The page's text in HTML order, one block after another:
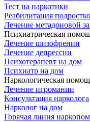
Тест на наркотики
Реабилитация
Лечение метадоновой
Психиатрическая
Лечение шизофрении
Лечение депрессии
Психотерапевт на дом
Психиатр на дом
Наркологическая
Лечение игромании
Консультация нарколога
Нарколог на дом
Горячая линия